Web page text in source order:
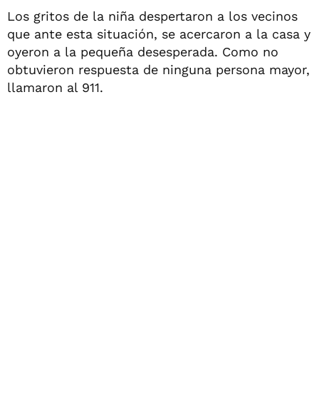
Los gritos de la niña despertaron a los vecinos
que ante esta situación, se acercaron a la casa y
oyeron a la pequeña desesperada. Como no
obtuvieron respuesta de ninguna persona mayor,
llamaron al 911.